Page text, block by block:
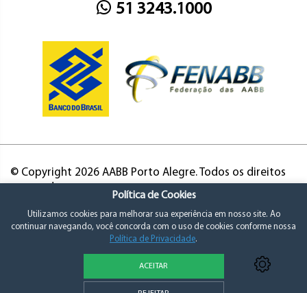
51 3243.1000
© Copyright 2026 AABB Porto Alegre. Todos os direitos
Política de Privacidade e Consentimento
Política de Cookies
Utilizamos cookies para melhorar sua experiência em nosso site. Ao
continuar navegando, você concorda com o uso de cookies conforme nossa
Política de Privacidade.
ACEITAR